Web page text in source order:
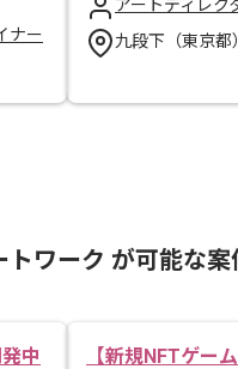
ナー
アートディレク
九段下（東京都）
トワーク が可能な案
中
【新規NFTゲー